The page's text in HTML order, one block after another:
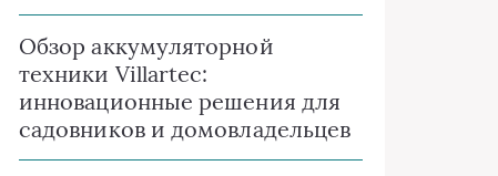
Обзор аккумуляторной
техники Villartec:
инновационные решения для
садовников и домовладельцев